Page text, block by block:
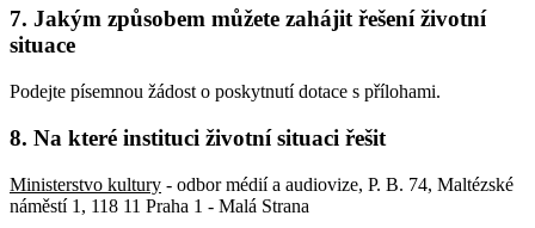
7. Jakým způsobem můžete zahájit řešení životní
situace
Podejte písemnou žádost o poskytnutí dotace s přílohami.
8. Na které instituci životní situaci řešit
Ministerstvo kultury - odbor médií a audiovize, P. B. 74, Maltézské
náměstí 1, 118 11 Praha 1 - Malá Strana